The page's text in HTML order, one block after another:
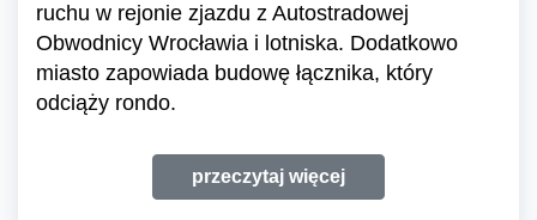
ruchu w rejonie zjazdu z Autostradowej
Obwodnicy Wrocławia i lotniska. Dodatkowo
miasto zapowiada budowę łącznika, który
odciąży rondo.
przeczytaj więcej